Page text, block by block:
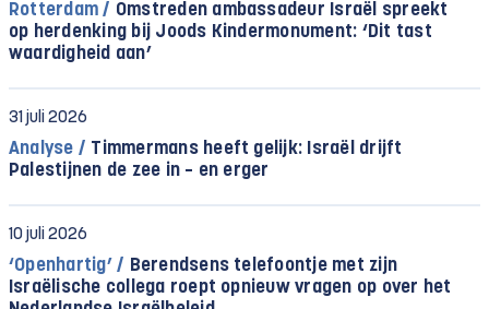
Rotterdam / Omstreden ambassadeur Israël spreekt
op herdenking bij Joods Kindermonument: ‘Dit tast
waardigheid aan’
31 juli 2026
Analyse / Timmermans heeft gelijk: Israël drijft
Palestijnen de zee in – en erger
10 juli 2026
‘Openhartig’ / Berendsens telefoontje met zijn
Israëlische collega roept opnieuw vragen op over het